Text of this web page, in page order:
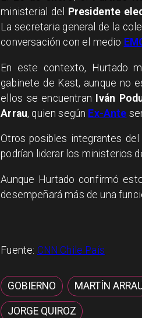
ministerial del
Presidente
La secretaria general de la
conversación con el medio
En este contexto, Hurtado
gabinete de Kast, aunque no
ellos se encuentran Iván
Arrau, quien según Ex-Ante
Otros posibles integrantes
podrían liderar los ministerios
Aunque Hurtado confirmó
desempeñará más de una
Fuente: CNN Chile País
GOBIERNO MARTÍN
JORGE QUIROZ